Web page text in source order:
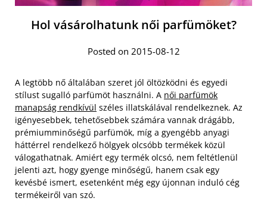
Hol vásárolhatunk női parfümöket?
Posted on 2015-08-12
A legtöbb nő általában szeret jól öltözködni és egyedi
stílust sugalló parfümöt használni. A női parfümök
manapság rendkívül széles illatskálával rendelkeznek. Az
igényesebbek, tehetősebbek számára vannak drágább,
prémiumminőségű parfümök, míg a gyengébb anyagi
háttérrel rendelkező hölgyek olcsóbb termékek közül
válogathatnak. Amiért egy termék olcsó, nem feltétlenül
jelenti azt, hogy gyenge minőségű, hanem csak egy
kevésbé ismert, esetenként még egy újonnan induló cég
termékeiről van szó.